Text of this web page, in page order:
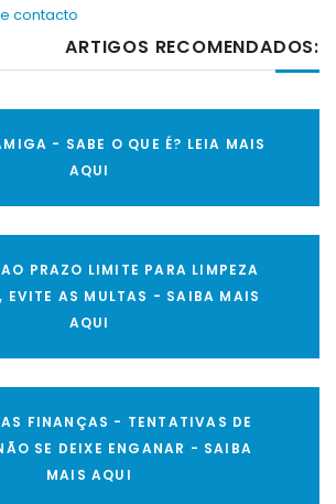
contacto
ARTIGOS RECOMENDADOS:
- SABE O QUE É? LEIA MAIS
AQUI
PRAZO LIMITE PARA LIMPEZA
EVITE AS MULTAS - SAIBA MAIS
AQUI
FINANÇAS - TENTATIVAS DE
SE DEIXE ENGANAR - SAIBA
MAIS AQUI